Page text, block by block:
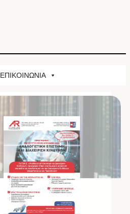
ΕΠΙΚΟΙΝΩΝΙΑ